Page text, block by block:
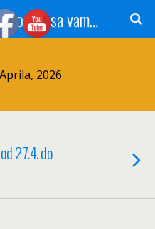
Radio Gradačac - 56 godina sa vama...
2026
27.4. do